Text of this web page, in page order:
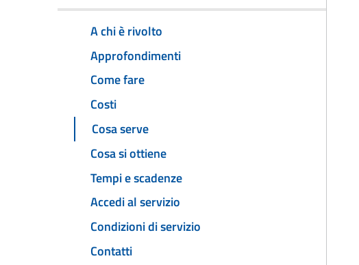
A chi è rivolto
Approfondimenti
Come fare
Costi
Cosa serve
Cosa si ottiene
Tempi e scadenze
Accedi al servizio
Condizioni di servizio
Contatti